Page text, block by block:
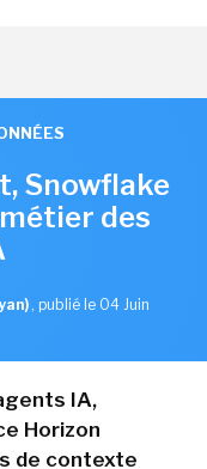
Snowflake
des
, publié le 04 Juin
IA,
Horizon
de contexte